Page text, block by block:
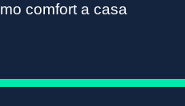
comfort a casa